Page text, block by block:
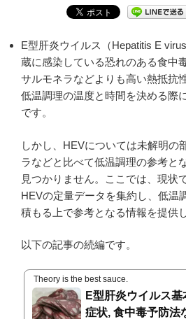
E型肝炎ウイルス（Hepatitis E
蔵に感染している恐れのある食中
サルモネラなどよりも高い熱抵抗
低温調理の温度と時間を決める際
です。
しかし、HEVについては未解明の
ラなどと比べて低温調理の参考と
見つかりません。ここでは、現状
HEVの定量データを集約し、低温
積もる上で参考となる情報を提供
以下の記事の続編です。
Theory is the best sauce.
E型肝炎ウイルス
症状, 食中毒予防法